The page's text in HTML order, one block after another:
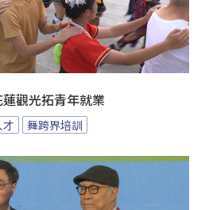
觀光拓青年就業
舞跨界培訓